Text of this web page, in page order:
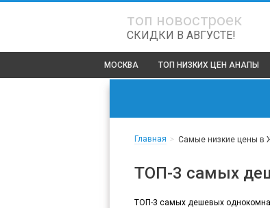
топ новостроек
СКИДКИ В АВГУСТЕ!
МОСКВА ТОП НИЗКИХ ЦЕН АНАПЫ
Главная > Самые низкие цены в
ТОП-3 самых
ТОП-3 самых дешевых